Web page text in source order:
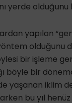
yerde
yapılan
olduğunu
bir işleme
böyle bir
yaşanan iklim
bu yıl